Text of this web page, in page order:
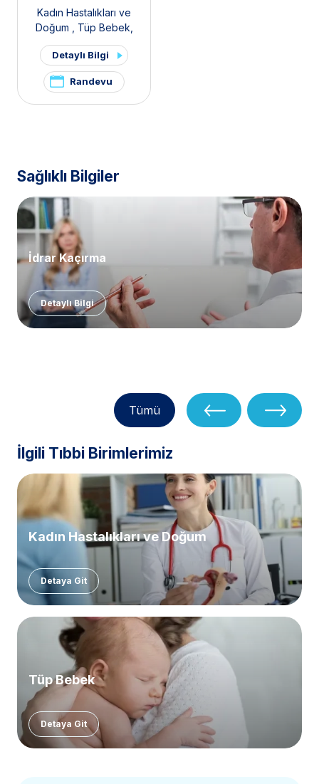
Kadın Hastalıkları ve
Doğum
Tüp Bebek
Pelvik Ağrı ve
Endometriozis Kliniği
Polikistik Over Sendromu /
PKOS ve Hirsutizm Kliniği
Detaylı Bilgi
Randevu
Sağlıklı Bilgiler
İdrar Kaçırma
Detaylı Bilgi
Tümü
İlgili Tıbbi Birimlerimiz
Kadın Hastalıkları ve Doğum
Detaya Git
Tüp Bebek
Detaya Git